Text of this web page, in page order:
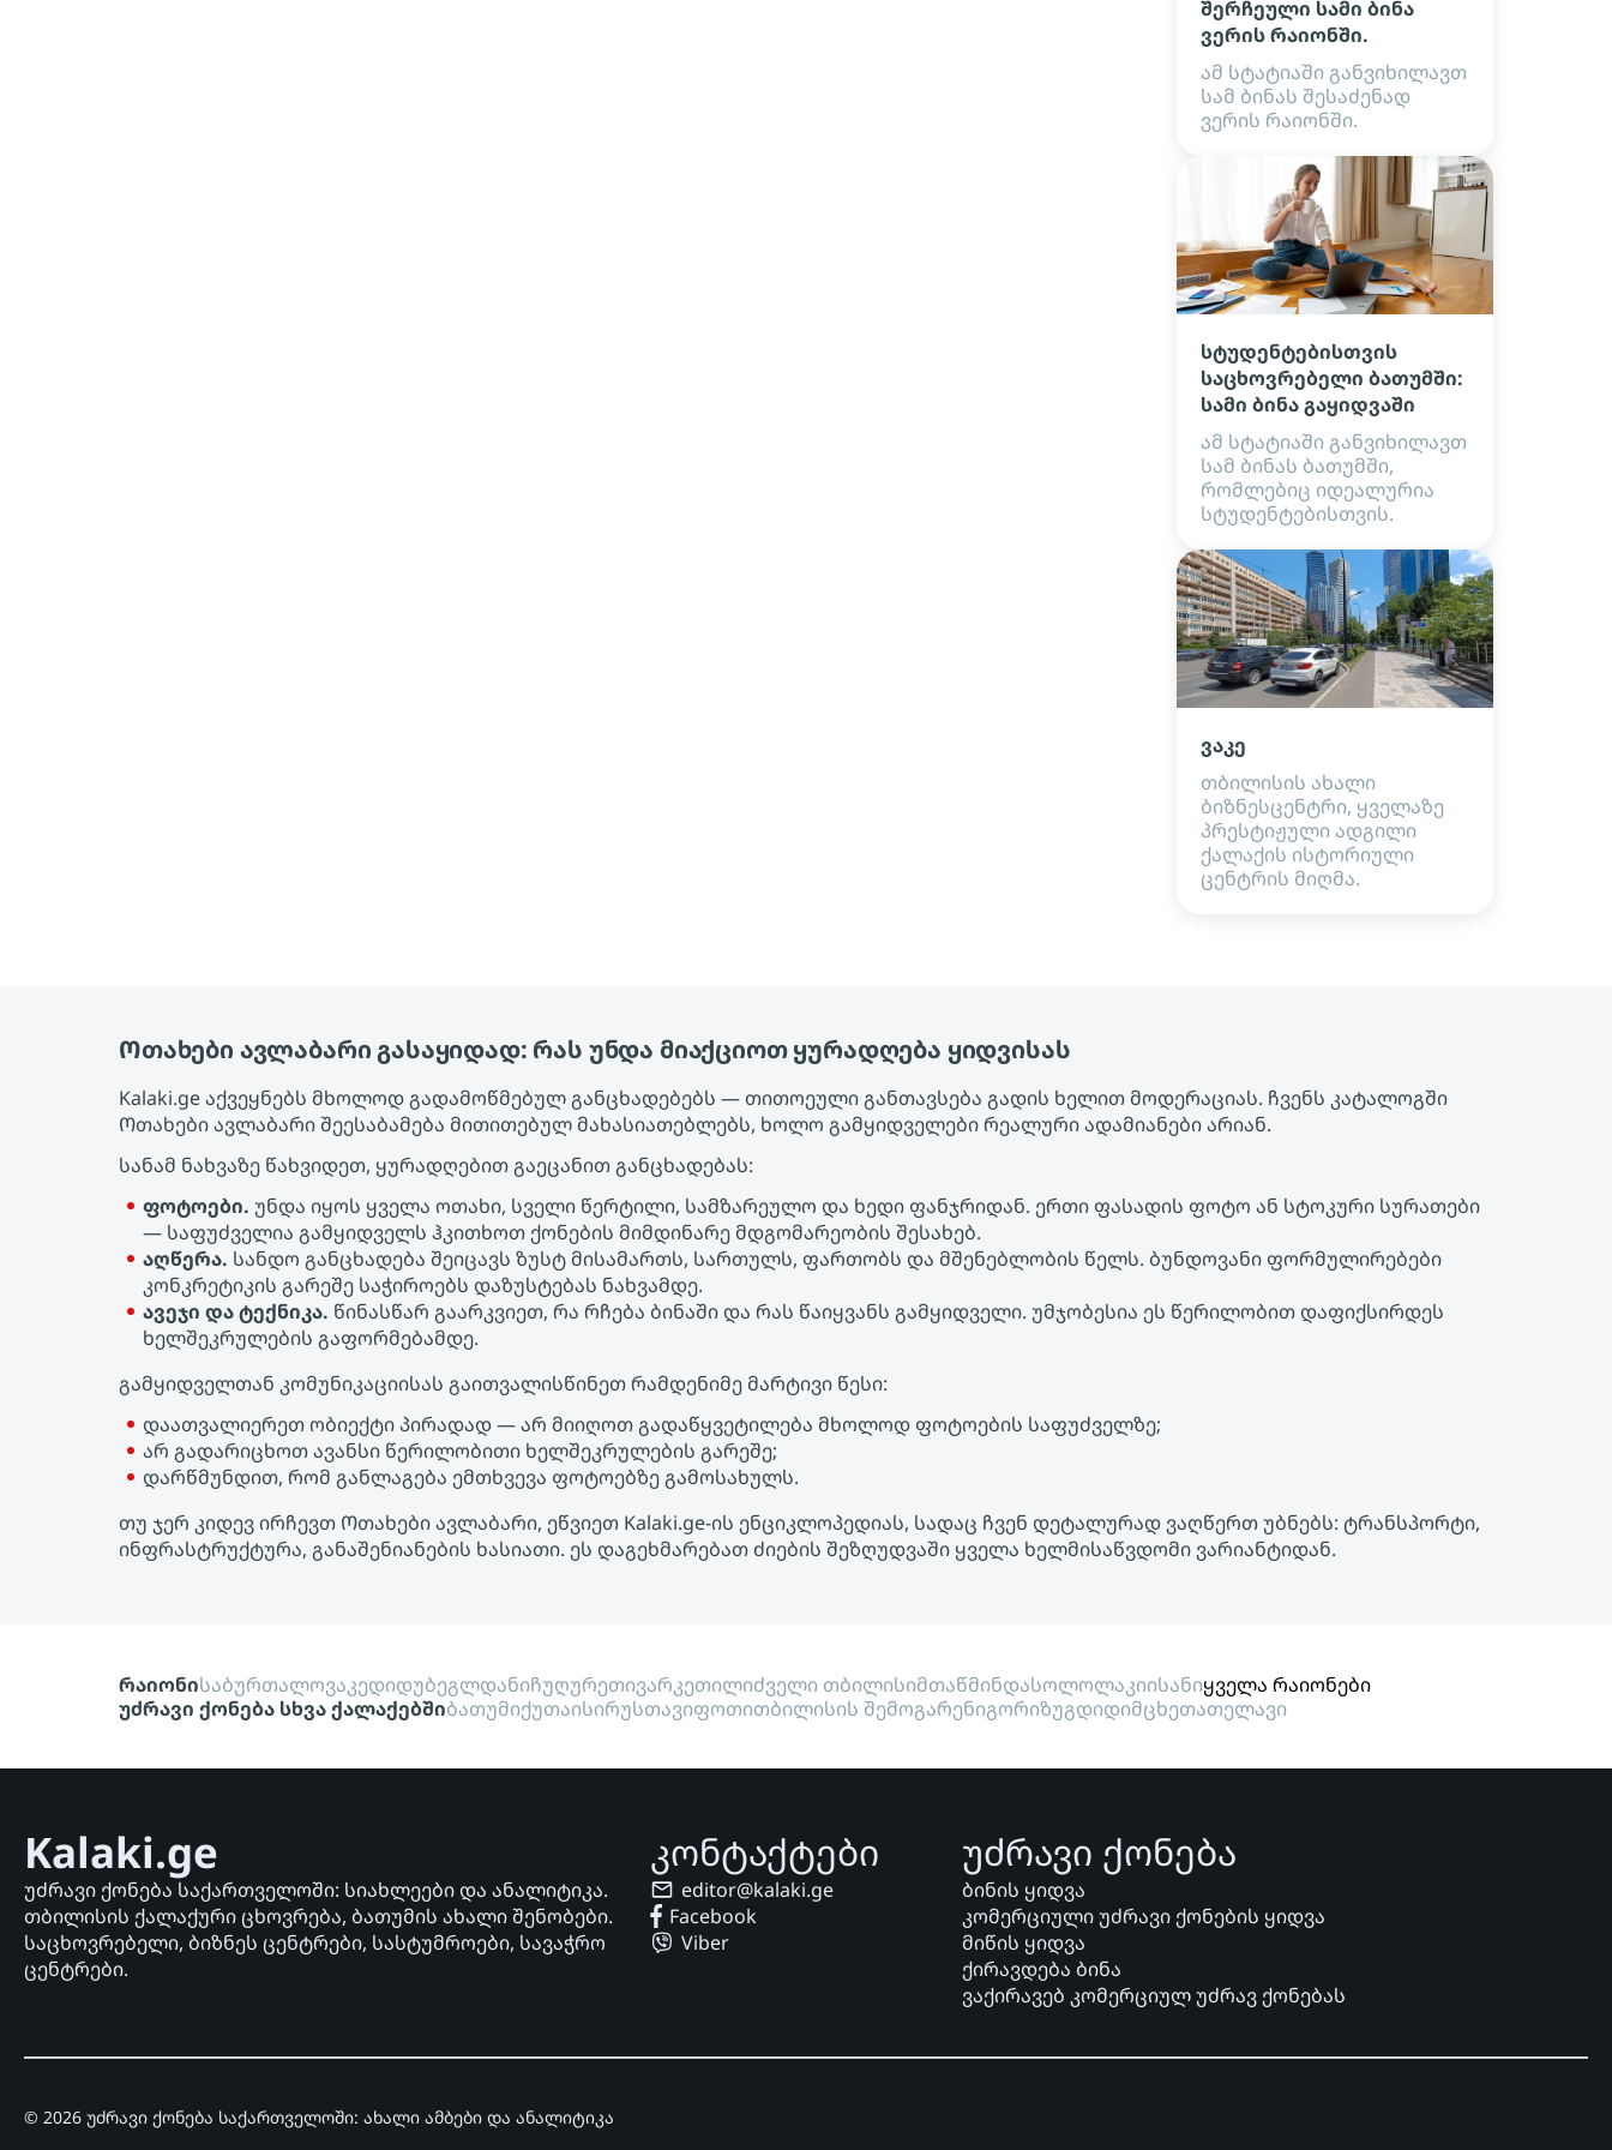
შერჩეული სამი ბინა
ვერის რაიონში.
ამ სტატიაში განვიხილავთ
სამ ბინას შესაძენად
ვერის რაიონში.
სტუდენტებისთვის
საცხოვრებელი ბათუმში:
სამი ბინა გაყიდვაში
ამ სტატიაში განვიხილავთ
სამ ბინას ბათუმში,
რომლებიც იდეალურია
სტუდენტებისთვის.
ვაკე
თბილისის ახალი
ბიზნესცენტრი, ყველაზე
პრესტიჟული ადგილი
ქალაქის ისტორიული
ცენტრის მიღმა.
Ოთახები ავლაბარი გასაყიდად: რას უნდა მიაქციოთ ყურადღება ყიდვისას
Kalaki.ge აქვეყნებს მხოლოდ გადამოწმებულ განცხადებებს — თითოეული განთავსება გადის ხელით მოდერაციას. ჩვენს კატალოგში
Ოთახები ავლაბარი შეესაბამება მითითებულ მახასიათებლებს, ხოლო გამყიდველები რეალური ადამიანები არიან.
სანამ ნახვაზე წახვიდეთ, ყურადღებით გაეცანით განცხადებას:
ფოტოები. უნდა იყოს ყველა ოთახი, სველი წერტილი, სამზარეულო და ხედი ფანჯრიდან. ერთი ფასადის ფოტო ან სტოკური სურათები
— საფუძველია გამყიდველს ჰკითხოთ ქონების მიმდინარე მდგომარეობის შესახებ.
აღწერა. სანდო განცხადება შეიცავს ზუსტ მისამართს, სართულს, ფართობს და მშენებლობის წელს. ბუნდოვანი ფორმულირებები
კონკრეტიკის გარეშე საჭიროებს დაზუსტებას ნახვამდე.
ავეჯი და ტექნიკა. წინასწარ გაარკვიეთ, რა რჩება ბინაში და რას წაიყვანს გამყიდველი. უმჯობესია ეს წერილობით დაფიქსირდეს
ხელშეკრულების გაფორმებამდე.
გამყიდველთან კომუნიკაციისას გაითვალისწინეთ რამდენიმე მარტივი წესი:
დაათვალიერეთ ობიექტი პირადად — არ მიიღოთ გადაწყვეტილება მხოლოდ ფოტოების საფუძველზე;
არ გადარიცხოთ ავანსი წერილობითი ხელშეკრულების გარეშე;
დარწმუნდით, რომ განლაგება ემთხვევა ფოტოებზე გამოსახულს.
თუ ჯერ კიდევ ირჩევთ Ოთახები ავლაბარი, ეწვიეთ Kalaki.ge-ის ენციკლოპედიას, სადაც ჩვენ დეტალურად ვაღწერთ უბნებს: ტრანსპორტი,
ინფრასტრუქტურა, განაშენიანების ხასიათი. ეს დაგეხმარებათ ძიების შეზღუდვაში ყველა ხელმისაწვდომი ვარიანტიდან.
რაიონისაბურთალოვაკედიდუბეგლდანიჩუღურეთივარკეთილიძველი თბილისიმთაწმინდასოლოლაკიისანიყველა რაიონები
უძრავი ქონება სხვა ქალაქებშიბათუმიქუთაისირუსთავიფოთითბილისის შემოგარენიგორიზუგდიდიმცხეთათელავი
Kalaki.ge
უძრავი ქონება საქართველოში: სიახლეები და ანალიტიკა.
თბილისის ქალაქური ცხოვრება, ბათუმის ახალი შენობები.
საცხოვრებელი, ბიზნეს ცენტრები, სასტუმროები, სავაჭრო
ცენტრები.
კონტაქტები
editor@kalaki.ge
Facebook
Viber
უძრავი ქონება
ბინის ყიდვა
კომერციული უძრავი ქონების ყიდვა
მიწის ყიდვა
ქირავდება ბინა
ვაქირავებ კომერციულ უძრავ ქონებას
© 2026 უძრავი ქონება საქართველოში: ახალი ამბები და ანალიტიკა